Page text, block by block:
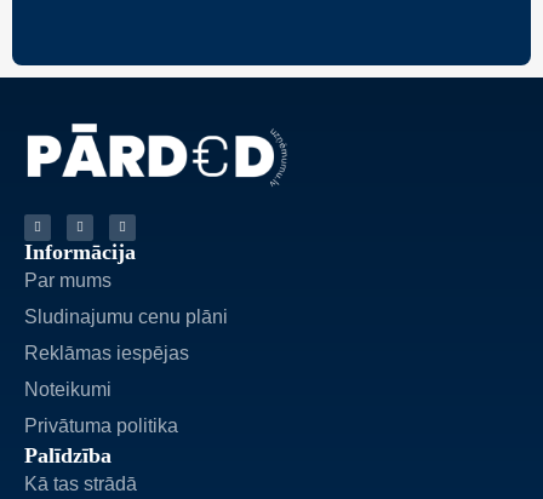
Informācija
Par mums
Sludinajumu cenu plāni
Reklāmas iespējas
Noteikumi
Privātuma politika
Palīdzība
Kā tas strādā